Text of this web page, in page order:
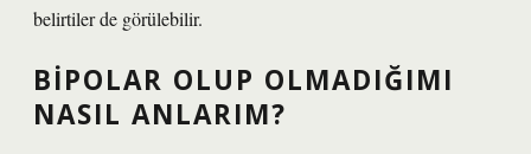
belirtiler de görülebilir.
BIPOLAR OLUP OLMADIĞIMI
NASIL ANLARIM?